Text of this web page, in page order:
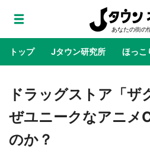
トップ Jタウン研究所 ほっこ
地域×二次元 絶景 あの時
ドラッグストア「ザ
ぜユニークなアニメ
のか？